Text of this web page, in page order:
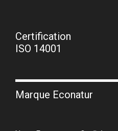
Certification
ISO 14001
Marque Econatur